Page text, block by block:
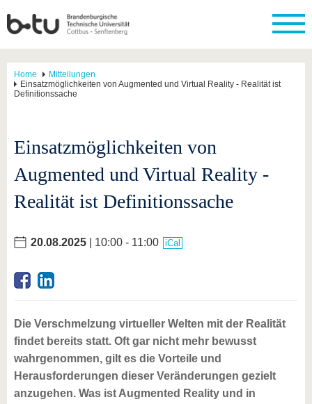
Home
Mitteilungen
Einsatzmöglichkeiten von Augmented und Virtual Reality - Realität ist
Definitionssache
Einsatzmöglichkeiten von
Augmented und Virtual Reality -
Realität ist Definitionssache
20.08.2025 | 10:00 - 11:00 iCal
Die Verschmelzung virtueller Welten mit der Realität
findet bereits statt. Oft gar nicht mehr bewusst
wahrgenommen, gilt es die Vorteile und
Herausforderungen dieser Veränderungen gezielt
anzugehen. Was ist Augmented Reality und in